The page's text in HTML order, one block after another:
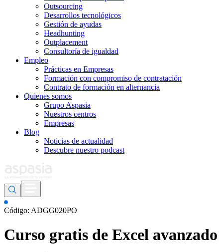
Outsourcing
Desarrollos tecnológicos
Gestión de ayudas
Headhunting
Outplacement
Consultoría de igualdad
Empleo
Prácticas en Empresas
Formación con compromiso de contratación
Contrato de formación en alternancia
Quienes somos
Grupo Aspasia
Nuestros centros
Empresas
Blog
Noticias de actualidad
Descubre nuestro podcast
Código: ADGG020PO
Curso gratis de Excel avanzado